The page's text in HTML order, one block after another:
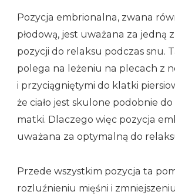
Pozycja embrionalna, zwana
płodową, jest uważana za jedną
pozycji do relaksu podczas snu.
polega na leżeniu na plecach z
i przyciągniętymi do klatki
że ciało jest skulone podobnie do
matki. Dlaczego więc pozycja
uważana za optymalną do
Przede wszystkim pozycja ta
rozluźnieniu mięśni i